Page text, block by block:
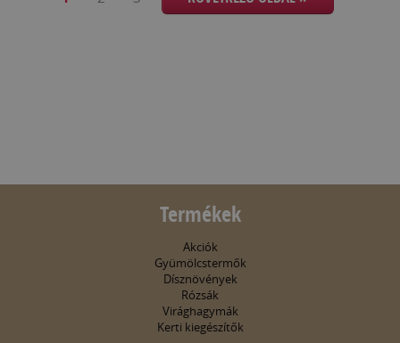
Termékek
Akciók
Gyümölcstermők
Dísznövények
Rózsák
Virághagymák
Kerti kiegészítők